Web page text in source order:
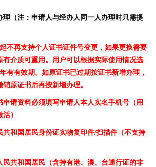
理（注：申请人与经办人同一人办理时只需提
不再支持个人证书证件号变更，如果更换需要
有介质可重用。用户可以根据实际使用情况选
有有效期。如原证书已过期按证书新增办理，
原证书后再按新增办理。
请资料必须填写申请人本人实名手机号（用
）
和国居民身份证实物复印件/扫描件（不支持
共和国居民（含持有港、澳、台通行证的非